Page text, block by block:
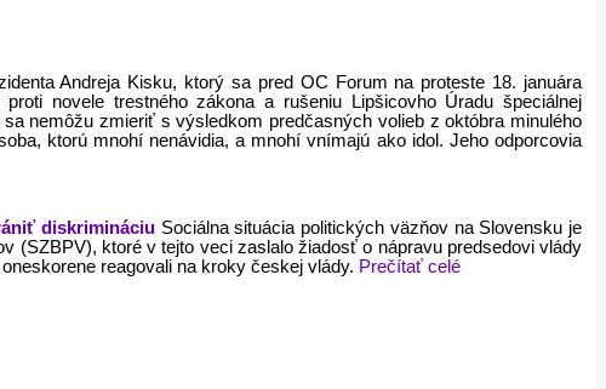
Andreja Kisku, ktorý sa pred OC Forum na proteste 18. januára
novele trestného zákona a rušeniu Lipšicovho Úradu špeciálnej
nemôžu zmieriť s výsledkom predčasných volieb z októbra minulého
ktorú mnohí nenávidia, a mnohí vnímajú ako idol. Jeho odporcovia
diskrimináciu Sociálna situácia politických väzňov na Slovensku je
(SZBPV), ktoré v tejto veci zaslalo žiadosť o nápravu predsedovi vlády
reagovali na kroky českej vlády. Prečítať celé